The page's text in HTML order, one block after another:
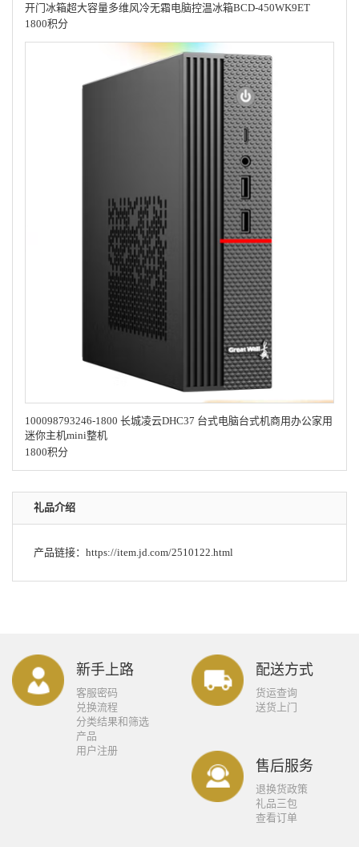
开门冰箱超大容量多维风冷无霜电脑控温冰箱BCD-450WK9ET
1800积分
100098793246-1800 长城凌云DHC37 台式电脑台式机商用办公家用
迷你主机mini整机
1800积分
礼品介绍
产品链接： https://item.jd.com/2510122.html
新手上路
客服密码
兑换流程
分类结果和筛选
产品
用户注册
配送方式
货运查询
送货上门
售后服务
退换货政策
礼品三包
查看订单